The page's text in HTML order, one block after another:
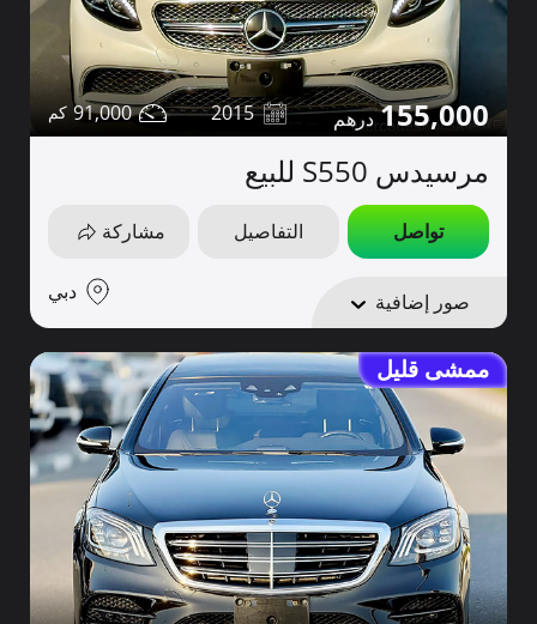
155,000
2015
91,000
مرسيدس S550 للبيع
تواصل التفاصيل مشاركة
صور إضافية دبي
ممشى قليل